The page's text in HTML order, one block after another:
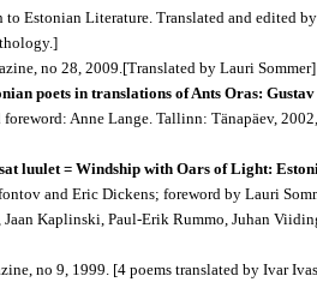
to Estonian Literature. Translated and edited
no 28, 2009.[Translated by Lauri Sommer]
poets in translations of Ants Oras:
foreword: Anne Lange. Tallinn: Tänapäev,
luulet = Windship with Oars of Light:
and Eric Dickens; foreword by Lauri
Kaplinski, Paul-Erik Rummo, Juhan
no 9, 1999. [4 poems translated by Ivar